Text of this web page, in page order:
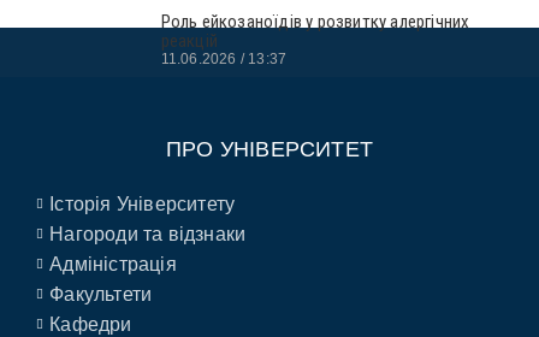
Роль ейкозаноїдів у розвитку алергічних
реакцій
11.06.2026 13:37
ПРО УНІВЕРСИТЕТ
Історія Університету
Нагороди та відзнаки
Адміністрація
Факультети
Кафедри